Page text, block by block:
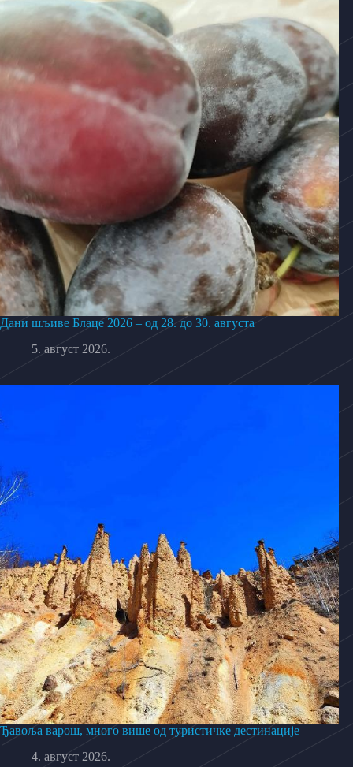
Дани шљиве Блаце 2026 – од 28. до 30. августа
5. август 2026.
Ђавоља варош, много више од туристичке дестинације
4. август 2026.